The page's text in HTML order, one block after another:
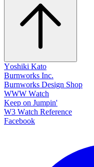
Yoshiki Kato
Burnworks Inc.
Burnworks Design Shop
WWW Watch
Keep on Jumpin'
W3 Watch Reference
Facebook